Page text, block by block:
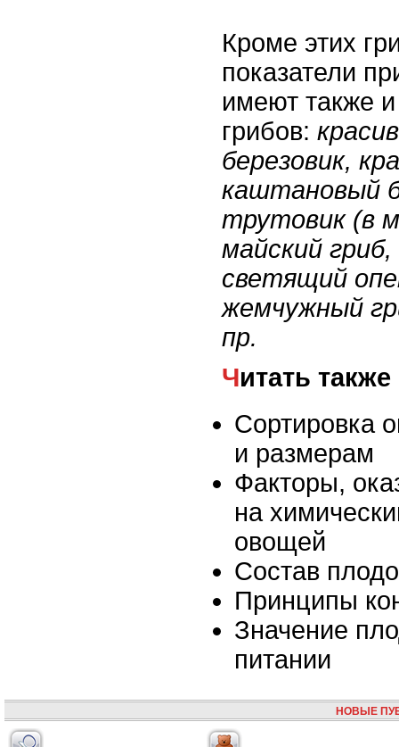
Кроме этих
показатели
имеют также
грибов:
березовик,
каштановый
трутовик (в
майский
светящий
жемчужный
пр.
Читать также
Сортировка
и размерам
Факторы,
на
овощей
Состав
Принципы
Значение
питании
НОВЫЕ